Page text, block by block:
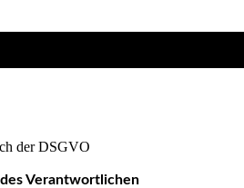
der DSGVO
Verantwortlichen